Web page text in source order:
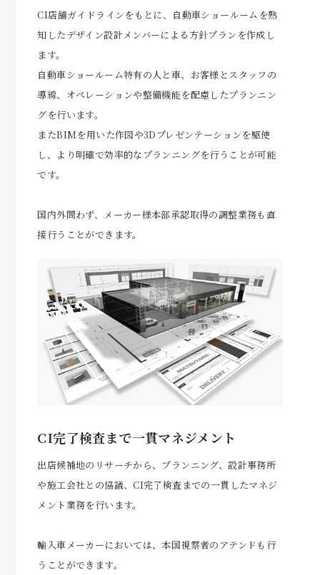
CI店舗ガイドラインをもとに、自動車ショールームを熟
知したデザイン設計メンバーによる方針プランを作成し
ます。
自動車ショールーム特有の人と車、お客様とスタッフの
導線、オペレーションや整備機能を配慮したプランニン
グを行います。
またBIMを用いた作図や3Dプレゼンテーションを駆使
し、より明確で効率的なプランニングを行うことが可能
です。
国内外問わず、メーカー様本部承認取得の調整業務も直
接行うことができます。
CI完了検査まで一貫マネジメント
出店候補地のリサーチから、プランニング、設計事務所
や施工会社との協議、CI完了検査までの一貫したマネジ
メント業務を行います。
輸入車メーカーにおいては、本国視察者のアテンドも行
うことができます。